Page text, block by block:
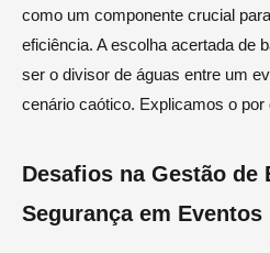
como um componente crucial
eficiência. A escolha acertada de
ser o divisor de águas entre um
cenário caótico. Explicamos o por
Desafios na Gestão de
Segurança em Eventos